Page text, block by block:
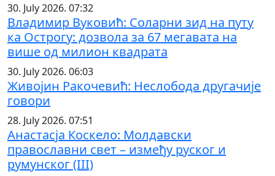
30. July 2026. 07:32
Владимир Вуковић: Соларни зид на путу
ка Острогу: дозвола за 67 мегавата на
више од милион квадрата
30. July 2026. 06:03
Живојин Ракочевић: Неслобода другачије
говори
28. July 2026. 07:51
Анастасја Коскело: Молдавски
православни свет – између руског и
румунског (III)